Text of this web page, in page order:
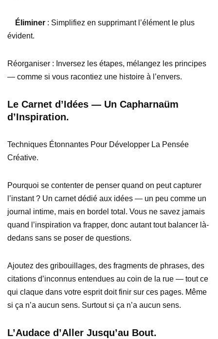
Éliminer : Simplifiez en supprimant l’élément le plus
évident.
Réorganiser : Inversez les étapes, mélangez les principes
— comme si vous racontiez une histoire à l’envers.
Le Carnet d’Idées — Un Capharnaüm
d’Inspiration.
Techniques Étonnantes Pour Développer La Pensée
Créative.
Pourquoi se contenter de penser quand on peut capturer
l’instant ? Un carnet dédié aux idées — un peu comme un
journal intime, mais en bordel total. Vous ne savez jamais
quand l’inspiration va frapper, donc autant tout balancer là-
dedans sans se poser de questions.
Ajoutez des gribouillages, des fragments de phrases, des
citations d’inconnus entendues au coin de la rue — tout ce
qui claque dans votre esprit doit finir sur ces pages. Même
si ça n’a aucun sens. Surtout si ça n’a aucun sens.
L’Audace d’Aller Jusqu’au Bout.